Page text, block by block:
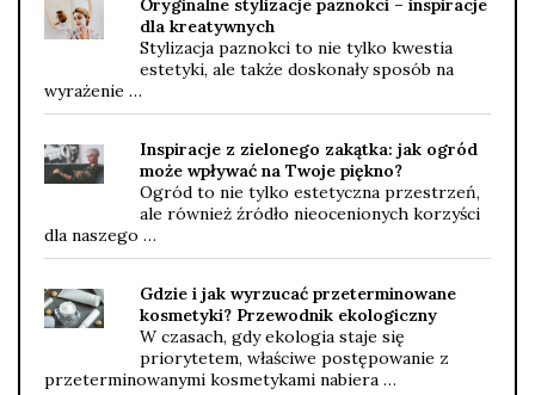
Oryginalne stylizacje paznokci – inspiracje
dla kreatywnych
Stylizacja paznokci to nie tylko kwestia
estetyki, ale także doskonały sposób na
wyrażenie …
Inspiracje z zielonego zakątka: jak ogród
może wpływać na Twoje piękno?
Ogród to nie tylko estetyczna przestrzeń,
ale również źródło nieocenionych korzyści
dla naszego …
Gdzie i jak wyrzucać przeterminowane
kosmetyki? Przewodnik ekologiczny
W czasach, gdy ekologia staje się
priorytetem, właściwe postępowanie z
przeterminowanymi kosmetykami nabiera …